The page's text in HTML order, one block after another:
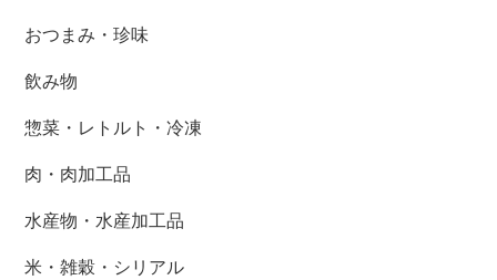
おつまみ・珍味
飲み物
惣菜・レトルト・冷凍
肉・肉加工品
水産物・水産加工品
米・雑穀・シリアル